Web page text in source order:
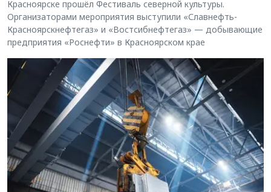
Красноярске прошёл Фестиваль северной культуры.
Организаторами мероприятия выступили «Славнефть-
Красноярскнефтегаз» и «Востсибнефтегаз» — добывающие
предприятия «Роснефти» в Красноярском крае